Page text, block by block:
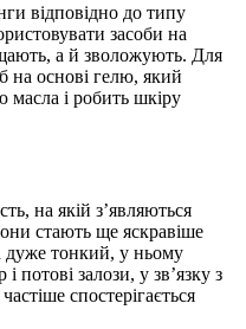
відповідно до типу
засоби на
а й зволожують. Для
на основі гелю, який
масла і робить шкіру
на якій з’являються
стають ще яскравіше
дуже тонкий, у ньому
потові залози, у зв’язку з
спостерігається